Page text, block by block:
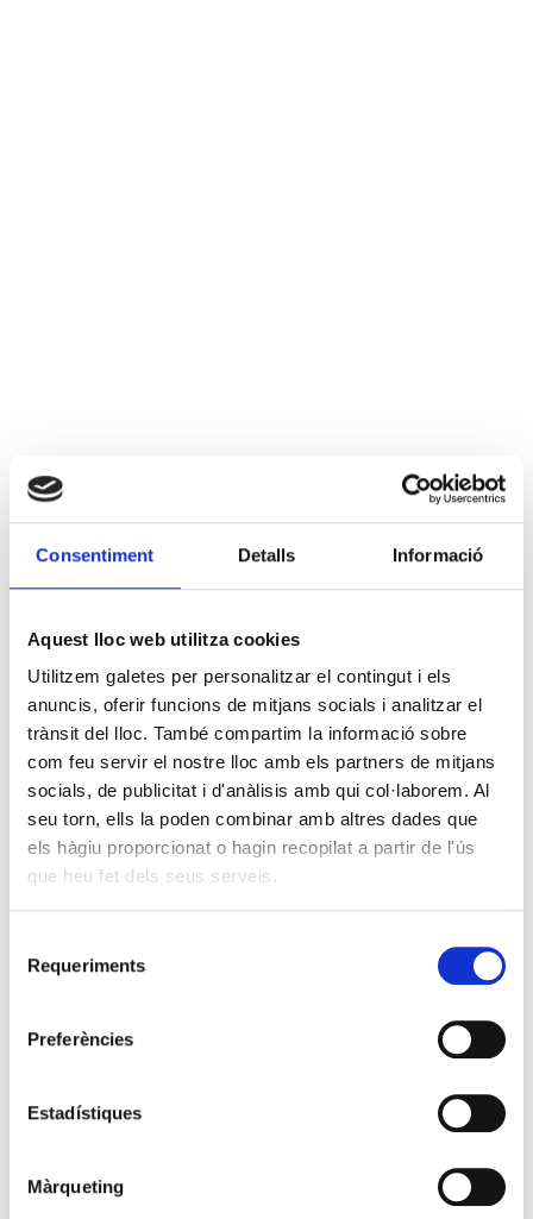
Consentiment Detalls Informació
Aquest lloc web utilitza cookies
Utilitzem galetes per personalitzar el contingut i els
anuncis, oferir funcions de mitjans socials i analitzar el
trànsit del lloc. També compartim la informació sobre
com feu servir el nostre lloc amb els partners de mitjans
socials, de publicitat i d'anàlisis amb qui col·laborem. Al
seu torn, ells la poden combinar amb altres dades que
els hàgiu proporcionat o hagin recopilat a partir de l'ús
que heu fet dels seus serveis.
Requeriments
Preferències
Estadístiques
Màrqueting